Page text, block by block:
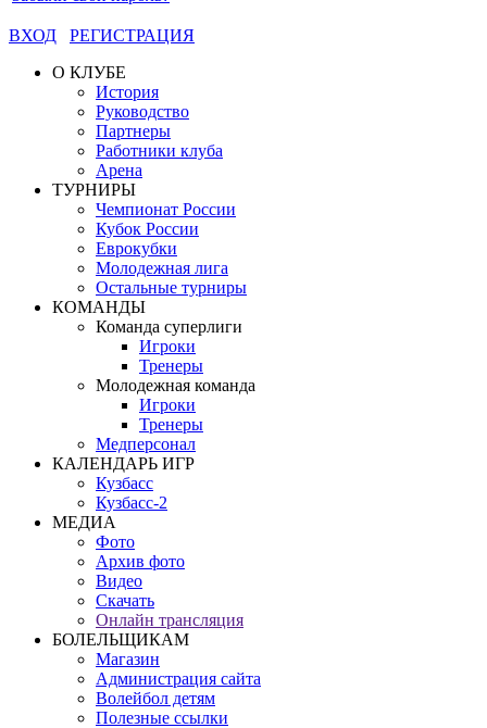
ВХОД
РЕГИСТРАЦИЯ
О КЛУБЕ
История
Руководство
Партнеры
Работники клуба
Арена
ТУРНИРЫ
Чемпионат России
Кубок России
Еврокубки
Молодежная лига
Остальные турниры
КОМАНДЫ
Команда суперлиги
Игроки
Тренеры
Молодежная команда
Игроки
Тренеры
Медперсонал
КАЛЕНДАРЬ ИГР
Кузбасс
Кузбасс-2
МЕДИА
Фото
Архив фото
Видео
Скачать
Онлайн трансляция
БОЛЕЛЬЩИКАМ
Магазин
Администрация сайта
Волейбол детям
Полезные ссылки